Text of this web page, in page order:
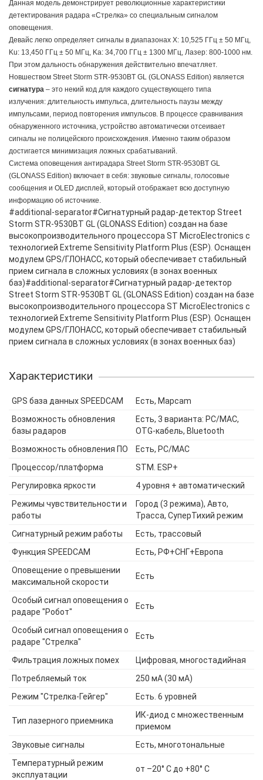
Данная модель демонстрирует революционные характеристики
детектирования радара «Стрелка» со специальным сигналом
оповещения.
Девайс легко определяет сигналы в диапазонах X: 10,525 ГГц ± 50 МГц,
Ku: 13,450 ГГц ± 50 МГц, Ka: 34,700 ГГц ± 1300 МГц, Лазер: 800-1000 нм.
При этом дальность обнаружения действительно впечатляет.
Новшеством Street Storm STR-9530BT GL (GLONASS Edition) является
сигнатура – это некий код для каждого существующего типа
излучения: длительность импульса, длительность паузы между
импульсами, период повторения импульсов. В процессе сравнивания
обнаруженного источника, устройство автоматически отсеивает
сигналы не полицейского происхождения. Именно таким образом
достигается минимизация ложных срабатываний.
Система оповещения антирадара Street Storm STR-9530BT GL
(GLONASS Edition) включает в себя: звуковые сигналы, голосовые
сообщения и OLED дисплей, который отображает всю доступную
информацию об источнике.
#additional-separator#Сигнатурный радар-детектор Street
Storm STR-9530BT GL (GLONASS Edition) создан на базе
высокопроизводительного процессора ST MicroElectronics с
технологией Extreme Sensitivity Platform Plus (ESP). Оснащен
модулем GPS/ГЛОНАСС, который обеспечивает стабильный
прием сигнала в сложных условиях (в зонах военных
баз)#additional-separator#Сигнатурный радар-детектор
Street Storm STR-9530BT GL (GLONASS Edition) создан на базе
высокопроизводительного процессора ST MicroElectronics с
технологией Extreme Sensitivity Platform Plus (ESP). Оснащен
модулем GPS/ГЛОНАСС, который обеспечивает стабильный
прием сигнала в сложных условиях (в зонах военных баз)
Характеристики
GPS база данных SPEEDCAM
Есть, Mapcam
Возможность обновления
базы радаров
Есть, 3 варианта: PC/MAC,
OTG-кабель, Bluetooth
Возможность обновления ПО
Есть, PC/MAC
Процессор/платформа
STM. ESP+
Регулировка яркости
4 уровня + автоматический
Режимы чувствительности и
работы
Город (3 режима), Авто,
Трасса, СуперТихий режим
Сигнатурный режим работы
Есть, трассовый
Функция SPEEDCAM
Есть, РФ+СНГ+Европа
Оповещение о превышении
максимальной скорости
Есть
Особый сигнал оповещения о
радаре "Робот"
Есть
Особый сигнал оповещения о
радаре "Стрелка"
Есть
Фильтрация ложных помех
Цифровая, многостадийная
Потребляемый ток
250 мА (30 мА)
Режим "Стрелка-Гейгер"
Есть. 6 уровней
Тип лазерного приемника
ИК-диод с множественным
приемом
Звуковые сигналы
Есть, многотональные
Температурный режим
эксплуатации
от –20° С до +80° С